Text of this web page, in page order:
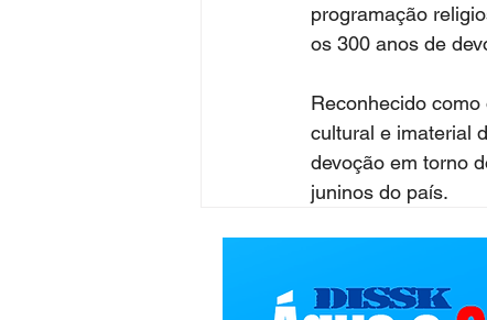
programação
os 300 anos de
Reconhecido
cultural e imaterial
devoção em torno
juninos do país.